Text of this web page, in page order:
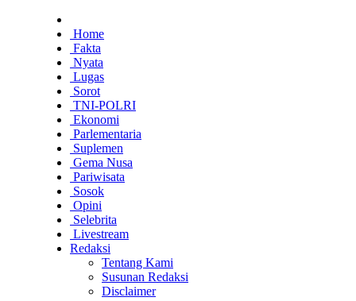
Home
Fakta
Nyata
Lugas
Sorot
TNI-POLRI
Ekonomi
Parlementaria
Suplemen
Gema Nusa
Pariwisata
Sosok
Opini
Selebrita
Livestream
Redaksi
Tentang Kami
Susunan Redaksi
Disclaimer